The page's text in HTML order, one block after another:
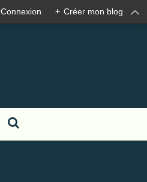
Connexion + Créer mon blog